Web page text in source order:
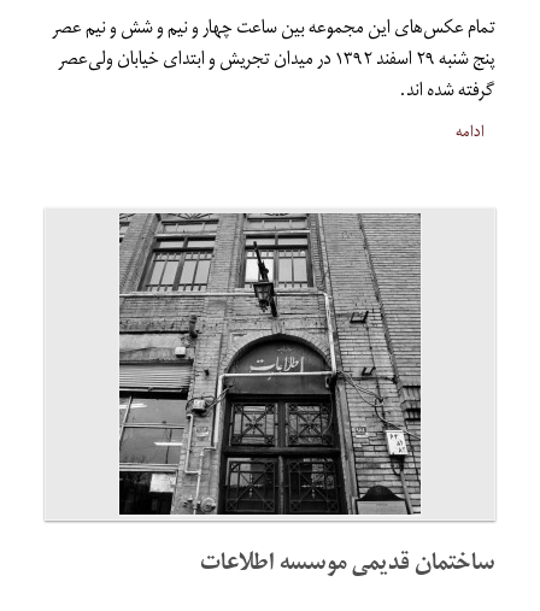
تمام عکس‌های این مجموعه بین ساعت چهار و نیم و شش و نیم عصر
پنج شنبه ۲۹ اسفند ۱۳۹۲ در میدان تجریش و ابتدای خیابان ولی‌عصر
گرفته شده اند.
ادامه
ساختمان قدیمی موسسه اطلاعات